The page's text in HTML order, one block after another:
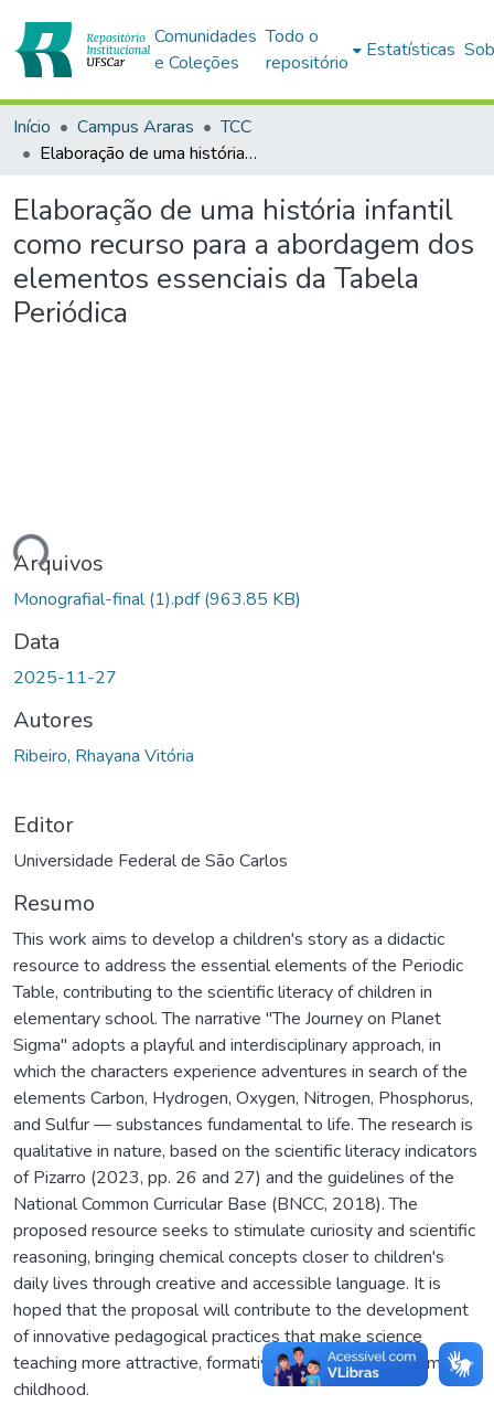
Comunidades
e Coleções
Todo o
repositório
Estatísticas
Início Campus Araras
TCC
Elaboração de uma história infantil como recurso para a abordagem dos elementos essenciais da Tabela Periódica
Elaboração de uma história infantil
como recurso para a abordagem dos
elementos essenciais da Tabela
Periódica
Arquivos
Monografial-final (1).pdf(963.85 KB)
Data
2025-11-27
Autores
Ribeiro, Rhayana Vitória
Editor
Universidade Federal de São Carlos
Resumo
This work aims to develop a children's story as a didactic
resource to address the essential elements of the Periodic
Table, contributing to the scientific literacy of children in
elementary school. The narrative "The Journey on Planet
Sigma" adopts a playful and interdisciplinary approach, in
which the characters experience adventures in search of the
elements Carbon, Hydrogen, Oxygen, Nitrogen, Phosphorus,
and Sulfur — substances fundamental to life. The research is
qualitative in nature, based on the scientific literacy indicators
of Pizarro (2023, pp. 26 and 27) and the guidelines of the
National Common Curricular Base (BNCC, 2018). The
proposed resource seeks to stimulate curiosity and scientific
reasoning, bringing chemical concepts closer to children's
daily lives through creative and accessible language. It is
hoped that the proposal will contribute to the development
of innovative pedagogical practices that make science
teaching more attractive, formative, and meaningful from
childhood.